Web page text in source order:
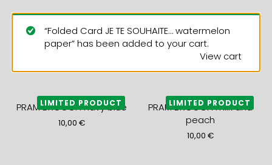
“Folded Card JE TE SOUHAITE… watermelon
paper” has been added to your cart.
View cart
PRAM BROOCH navy blue
10,00 €
LIMITED PRODUCT
PRAM BROOCH milk and
peach
10,00€
LIMITED PRODUCT